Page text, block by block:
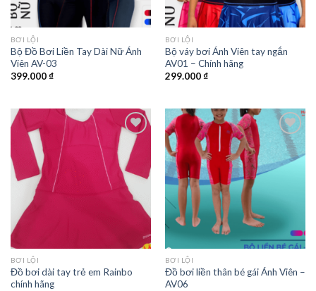
BƠI LỘI
Bộ Đồ Bơi Liền Tay Dài Nữ Ánh
Viên AV-03
399.000₫
BƠI LỘI
Bộ váy bơi Ánh Viên tay ngắn
AV01 – Chính hãng
299.000₫
Add to
wishlist
BƠI LỘI
Đồ bơi dài tay trẻ em Rainbo
chính hãng
Add to
wishlist
BƠI LỘI
Đồ bơi liền thân bé gái Ánh Viên –
AV06